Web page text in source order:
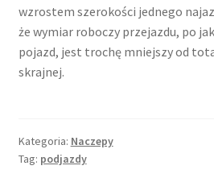
wzrostem szerokości jednego
że wymiar roboczy przejazdu, po
pojazd, jest trochę mniejszy od
skrajnej.
Kategoria: Naczepy
Tag: podjazdy